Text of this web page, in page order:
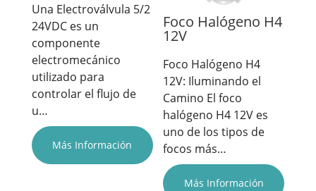
Una Electroválvula 5/2
24VDC es un
componente
electromecánico
utilizado para
controlar el flujo de
u…
Más Información
Foco Halógeno H4
12V
Foco Halógeno H4
12V: Iluminando el
Camino El foco
halógeno H4 12V es
uno de los tipos de
focos más…
Más Información